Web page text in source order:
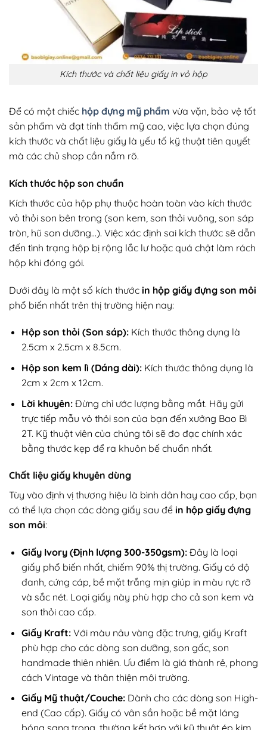
Kích thước và chất liệu giấy in vỏ hộp
Để có một chiếc hộp đựng mỹ phẩm vừa vặn, bảo vệ tốt
sản phẩm và đạt tính thẩm mỹ cao, việc lựa chọn đúng
kích thước và chất liệu giấy là yếu tố kỹ thuật tiên quyết
mà các chủ shop cần nắm rõ.
Kích thước hộp son chuẩn
Kích thước của hộp phụ thuộc hoàn toàn vào kích thước
vỏ thỏi son bên trong (son kem, son thỏi vuông, son sáp
tròn, hũ son dưỡng…). Việc xác định sai kích thước sẽ dẫn
đến tình trạng hộp bị rộng lắc lư hoặc quá chật làm rách
hộp khi đóng gói.
Dưới đây là một số kích thước in hộp giấy đựng son môi
phổ biến nhất trên thị trường hiện nay:
Hộp son thỏi (Son sáp):Kích thước thông dụng là
2.5cm x 2.5cm x 8.5cm.
Hộp son kem lì (Dáng dài):Kích thước thông dụng là
2cm x 2cm x 12cm.
Lời khuyên:Đừng chỉ ước lượng bằng mắt. Hãy gửi
trực tiếp mẫu vỏ thỏi son của bạn đến xưởng Bao Bì
2T. Kỹ thuật viên của chúng tôi sẽ đo đạc chính xác
bằng thước kẹp để ra khuôn bế chuẩn nhất.
Chất liệu giấy khuyên dùng
Tùy vào định vị thương hiệu là bình dân hay cao cấp, bạn
có thể lựa chọn các dòng giấy sau để in hộp giấy đựng
son môi:
Giấy Ivory (Định lượng 300-350gsm):Đây là loại
giấy phổ biến nhất, chiếm 90% thị trường. Giấy có độ
đanh, cứng cáp, bề mặt trắng mịn giúp in màu rực rỡ
và sắc nét. Loại giấy này phù hợp cho cả son kem và
son thỏi cao cấp.
Giấy Kraft:Với màu nâu vàng đặc trưng, giấy Kraft
phù hợp cho các dòng son dưỡng, son gấc, son
handmade thiên nhiên. Ưu điểm là giá thành rẻ, phong
cách Vintage và thân thiện môi trường.
Giấy Mỹ thuật/Couche:Dành cho các dòng son High-
end (Cao cấp). Giấy có vân sần hoặc bề mặt láng